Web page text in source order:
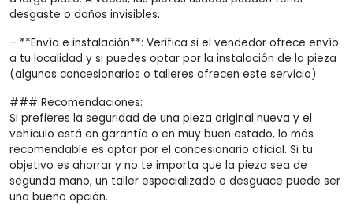
desgaste o daños invisibles.
– **Envío e instalación**: Verifica si el vendedor ofrece envío
a tu localidad y si puedes optar por la instalación de la pieza
(algunos concesionarios o talleres ofrecen este servicio).
### Recomendaciones:
Si prefieres la seguridad de una pieza original nueva y el
vehículo está en garantía o en muy buen estado, lo más
recomendable es optar por el concesionario oficial. Si tu
objetivo es ahorrar y no te importa que la pieza sea de
segunda mano, un taller especializado o desguace puede ser
una buena opción.